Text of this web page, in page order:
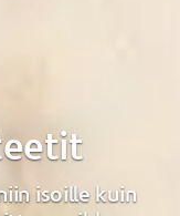
isoille kuin